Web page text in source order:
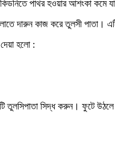
পাথর হওয়ার আশংকা কমে
দারুন কাজ করে তুলসী পাতা।
হলো :
তুলসিপাতা সিদ্ধ করুন। ফুটে